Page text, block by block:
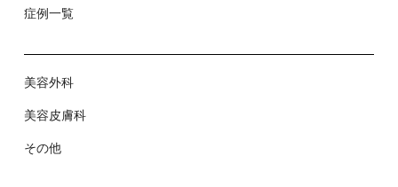
症例⼀覧
美容外科
美容⽪膚科
その他